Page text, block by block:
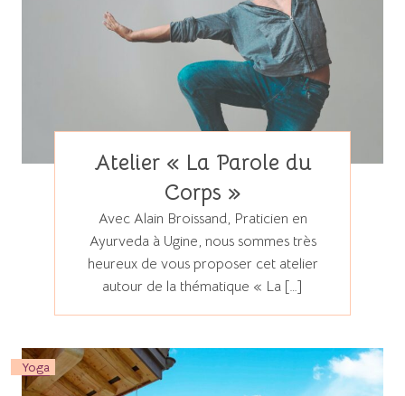
Atelier « La Parole du
Corps »
Avec Alain Broissand, Praticien en
Ayurveda à Ugine, nous sommes très
heureux de vous proposer cet atelier
autour de la thématique « La […]
Yoga